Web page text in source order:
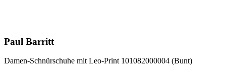
Paul Barritt
Damen-Schnürschuhe mit Leo-Print 101082000004 (Bunt)